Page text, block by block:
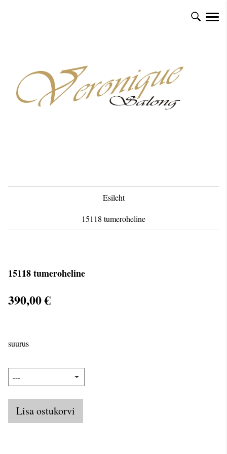
Esileht
15118 tumeroheline
15118 tumeroheline
390,00 €
suurus
Lisa ostukorvi